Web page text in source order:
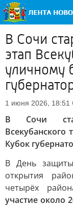
В Сочи
этап
уличному
1 июня 2026, 18:51
В Сочи
Всекубанского
Кубок
В День
открытия
четырёх
участие около